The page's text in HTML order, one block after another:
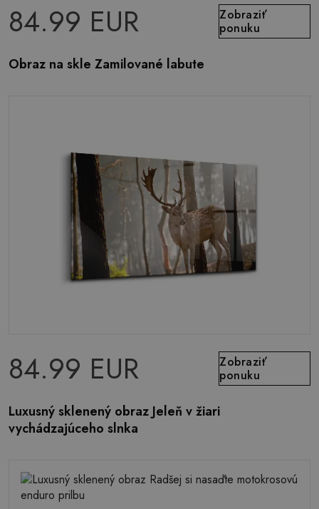
84.99 EUR
Zobraziť
ponuku
Obraz na skle Zamilované labute
84.99 EUR
Zobraziť
ponuku
Luxusný sklenený obraz Jeleň v žiari
vychádzajúceho slnka